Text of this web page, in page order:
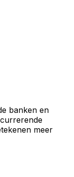
banken en
meer